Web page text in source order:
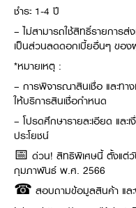
ชำระ 1-4 ปี
– ไม่สามารถใช้สิทธิ์รายการส่
เป็นส่วนลดดอกเบี้ยอื่นๆ ของ
*หมายเหตุ :
– การพิจารณาสินเชื่อ และทา
ให้บริการสินเชื่อกำหนด
– โปรดศึกษารายละเอียด และ
ประโยชน์
📅 ด่วน! สิทธิพิเศษนี้ ตั้งแต่
กุมภาพันธ์ พ.ศ. 2566
☎ สอบถามข้อมูลสินค้า และ